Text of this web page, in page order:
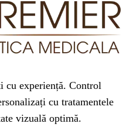
cu experiență. Control
cu tratamentele
vizuală optimă.